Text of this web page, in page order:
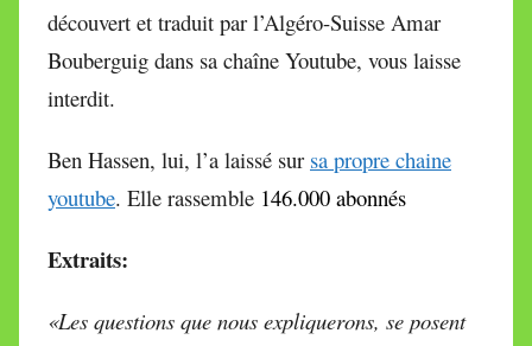
découvert et traduit par l’Algéro-Suisse Amar
Bouberguig dans sa chaîne Youtube, vous laisse
interdit.
Ben Hassen, lui, l’a laissé sur sa propre chaine
youtube. Elle rassemble 146.000 abonnés
Extraits:
«Les questions que nous expliquerons, se posent